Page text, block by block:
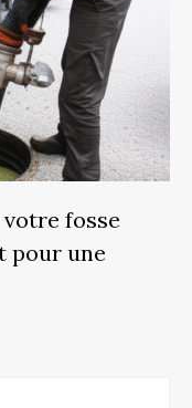
votre fosse
pour une